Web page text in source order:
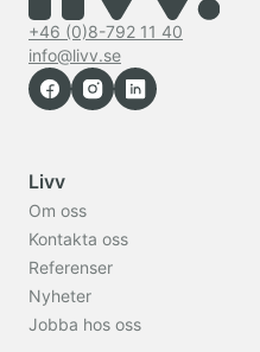
+46 (0)8-792 11 40
info@livv.se
Livv
Om oss
Kontakta oss
Referenser
Nyheter
Jobba hos oss